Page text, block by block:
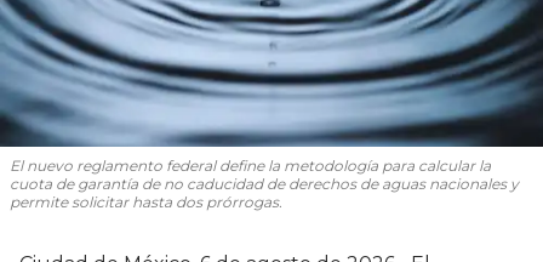
El nuevo reglamento federal define la metodología para calcular la
cuota de garantía de no caducidad de derechos de aguas nacionales y
permite solicitar hasta dos prórrogas.